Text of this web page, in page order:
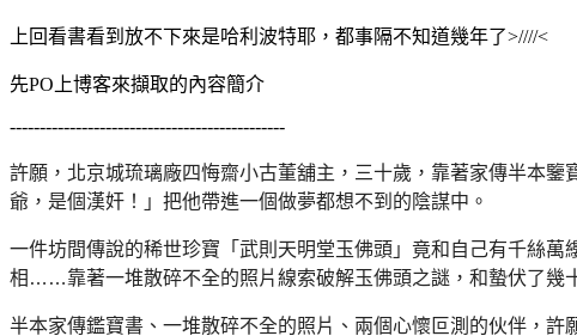
上回看書看到放不下來是哈利波特耶，都事隔不知道幾年了>////<
先PO上博客來擷取的內容簡介
----------------------------------------------
許願，北京城琉璃廠四悔齋小古董舖主，三十歲， 靠著家傳半本鑒
爺，是個漢奸！」 把他帶進一個做夢都想不到的陰謀中。
一件坊間傳說的稀世珍寶「武則天明堂玉佛頭」竟和自己有千絲萬
相……靠著一堆散碎不全的照片線索破解玉佛頭之謎， 和蟄伏了幾
半本家傳鑑寶書、一堆散碎不全的照片、兩個心懷叵測的伙伴， 許